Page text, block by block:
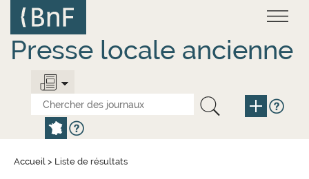
contenu
principal
Presse locale ancienne
Accueil > Liste de résultats
Panneau de gestion des cookies